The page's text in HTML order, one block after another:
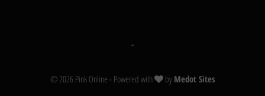
© 2026 Pink Online - Powered with by Medot Sites